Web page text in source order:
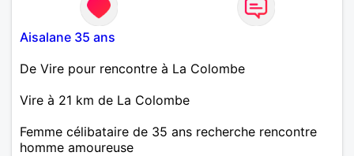
Aisalane 35 ans
De Vire pour rencontre à La Colombe
Vire à 21 km de La Colombe
Femme célibataire de 35 ans recherche rencontre
homme amoureuse